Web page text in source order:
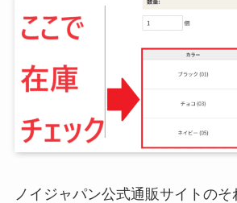
ノイジャパン公式通販サイトの